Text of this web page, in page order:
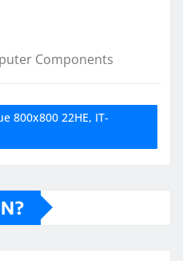
Components
800x800 22HE, IT-